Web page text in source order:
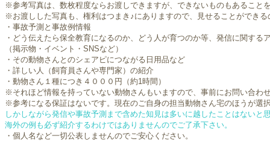
※参考写真は、数枚程度ならお渡しできますが、できないものもあること
※お渡しした写真も、権利はつまき♪にありますので、見せることができ
・事故予測と事故例情報
・どう伝えたら保全教育になるのか、どう人が育つのか等、発信に関する
（掲示物・イベント・SNSなど）
・その動物さんとのシェアピにつながる日用品など
・詳しい人（飼育員さんや専門家）の紹介
・動物さん１種につき４０００円（約1時間）
※それほど情報を持っていない動物さんもいますので、事前にお問い合わ
※参考になる保証はないです。現在のご自身の担当動物さん宅のほうが選
しかしながら発信や事故予測まで含めた知見は多いに越したことはないと
海外の例も必ず紹介するわけではありませんのでご了承下さい。
・個人名など一切公表しませんのでご安心ください。